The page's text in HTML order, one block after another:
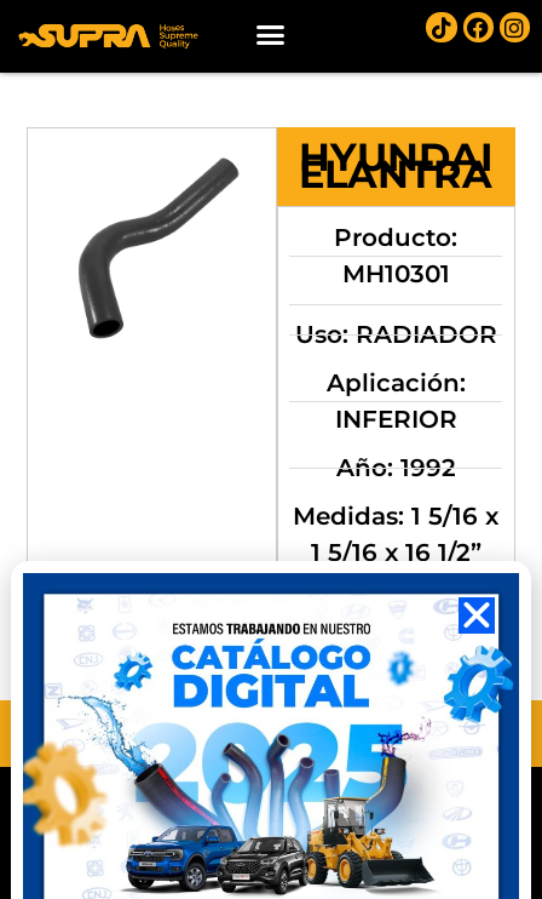
HYUNDAI
ELANTRA
Producto:
MH10301
Uso: RADIADOR
Aplicación:
INFERIOR
Año: 1992
Medidas: 1 5/16 x
1 5/16 x 16 1/2”
Perú
Compra
Ecuador
ANTERIOR
MH10804SN
SIGUIENTE
MH10302
Contacto
Celular Perú